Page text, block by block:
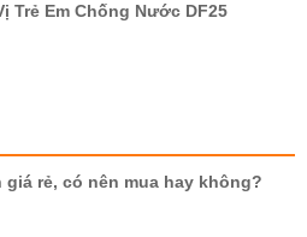
Trẻ Em Chống Nước DF25
giá rẻ, có nên mua hay không?